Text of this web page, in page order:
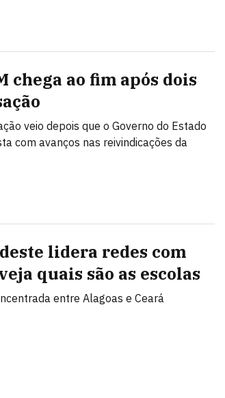
chega ao fim após dois
veio depois que o Governo do Estado
com avanços nas reivindicações da
lidera redes com
quais são as escolas
entre Alagoas e Ceará